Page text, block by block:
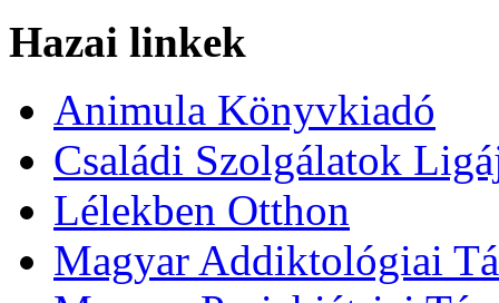
Hazai linkek
Animula Könyvkiadó
Családi Szolgálatok
Lélekben Otthon
Magyar Addiktológiai